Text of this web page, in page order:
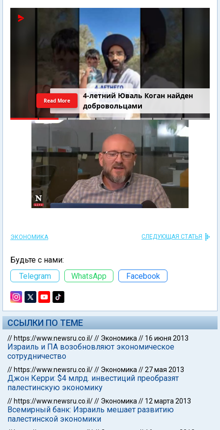
4-летний Юваль Коган найден
добровольцами
Read More
ЭКОНОМИКА СЛЕДУЮЩАЯ СТАТЬЯ
Будьте с нами:
Telegram
WhatsApp Facebook
ССЫЛКИ ПО ТЕМЕ
// https://www.newsru.co.il/// Экономика // 16 июня 2013
Израиль и ПА возобновляют экономическое
сотрудничество
// https://www.newsru.co.il/// Экономика //27 мая 2013
Джон Керри: $4 млрд. инвестиций преобразят
палестинскую экономику
// https://www.newsru.co.il/// Экономика // 12 марта 2013
Всемирный банк: Израиль мешает развитию
палестинской экономики